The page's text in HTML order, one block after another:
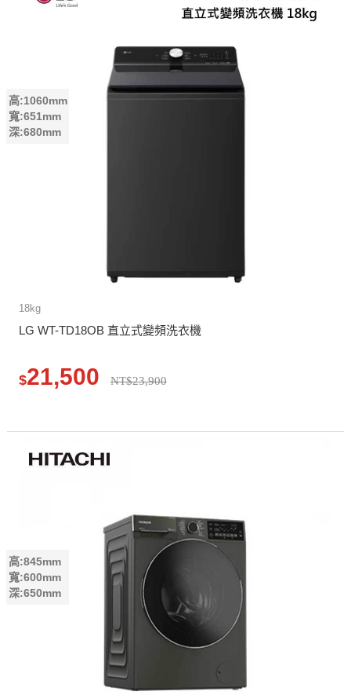
高:1060mm
寬:651mm
深:680mm
18kg
LG WT-TD18OB 直立式變頻洗衣機
$21,500 NT$23,900
高:845mm
寬:600mm
深:650mm